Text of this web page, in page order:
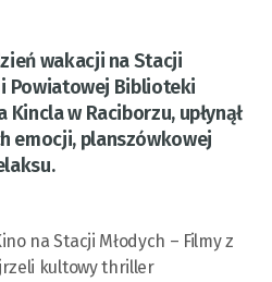
wakacji na Stacji
Powiatowej Biblioteki
w Raciborzu, upłynął
emocji, planszówkowej
na Stacji Młodych – Filmy z
kultowy thriller